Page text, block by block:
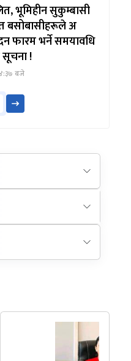
भूमिहीन सुकुम्बासी
बसोबासीहरूले अ
फारम भर्ने समयावधि
!
बजे